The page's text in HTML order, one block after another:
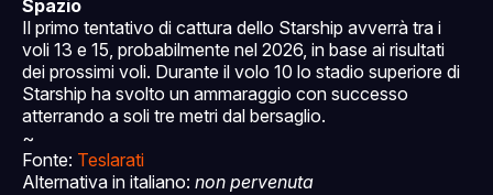
Spazio
Il primo tentativo di cattura dello Starship avverrà tra i
voli 13 e 15, probabilmente nel 2026, in base ai risultati
dei prossimi voli. Durante il volo 10 lo stadio superiore di
Starship ha svolto un ammaraggio con successo
atterrando a soli tre metri dal bersaglio.
~
Fonte: Teslarati
Alternativa in italiano: non pervenuta